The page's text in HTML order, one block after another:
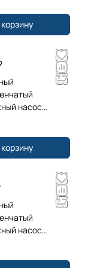
насос
03 A-FJ-A-E-
насос
4 A-A-A-E-